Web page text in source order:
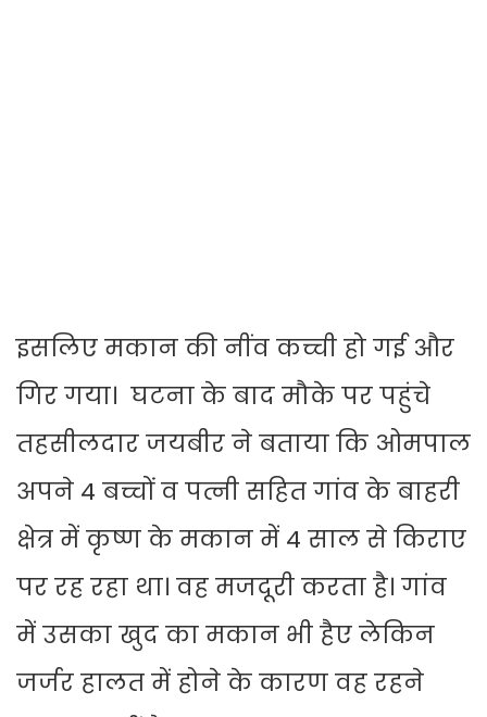
इसलिए मकान की नींव कच्ची हो गई और
गिर गया। घटना के बाद मौके पर पहुंचे
तहसीलदार जयबीर ने बताया कि ओमपाल
अपने 4 बच्चों व पत्नी सहित गांव के बाहरी
क्षेत्र में कृष्ण के मकान में 4 साल से किराए
पर रह रहा था। वह मजदूरी करता है। गांव
में उसका खुद का मकान भी हैए लेकिन
जर्जर हालत में होने के कारण वह रहने